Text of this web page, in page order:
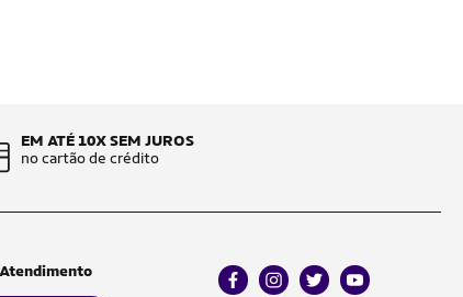
EM ATÉ 10X SEM JUROS
no cartão de crédito
facebookinstagram
twitteryoutube